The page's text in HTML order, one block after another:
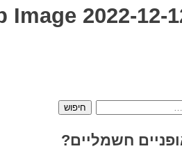
Image 2022-12-
חשמליים?